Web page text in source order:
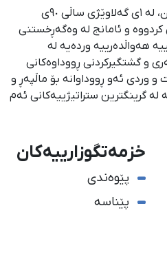
ئاژانسی هەواڵدەریی کوردستان، لە ١ی گەلاوێژی ساڵی ٩٠ی
و ئامانج لە وەگەڕخستنی
هەواڵدەرییە وردەیە لە
و گشتگیركردنی ڕووداوەكانی
وردی ئەو ڕووداوانە بۆ ماڵپەڕ و
لە گرینگترین ستراتیژییەكانی ئەم
خزمەتگوزارییەکان
پێوەندی
پێناسە